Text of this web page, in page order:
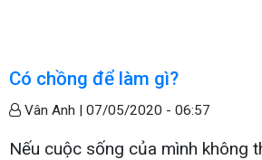
Có chồng để làm gì?
Vân Anh | 07/05/2020 - 06:57
Nếu cuộc sống của mình không